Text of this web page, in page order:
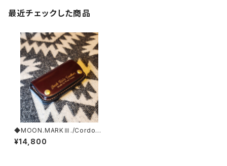
最近チェックした商品
◆MOON.MARKⅢ./Cordova
n. Coin Case.xxx.Burgund
y.Edition
¥14,800